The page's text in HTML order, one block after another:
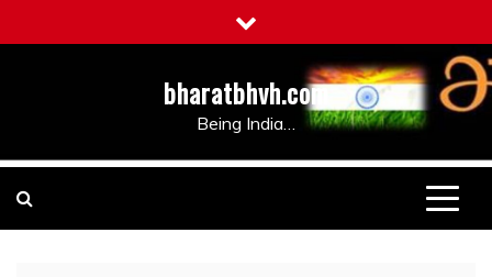
to
bharatbhvh.com
Being India…